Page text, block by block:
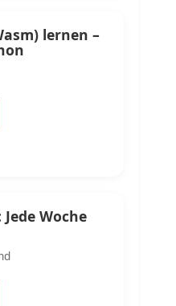
lernen –
Woche